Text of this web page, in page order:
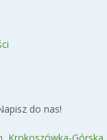
do nas!
Krokoszówka-Górska